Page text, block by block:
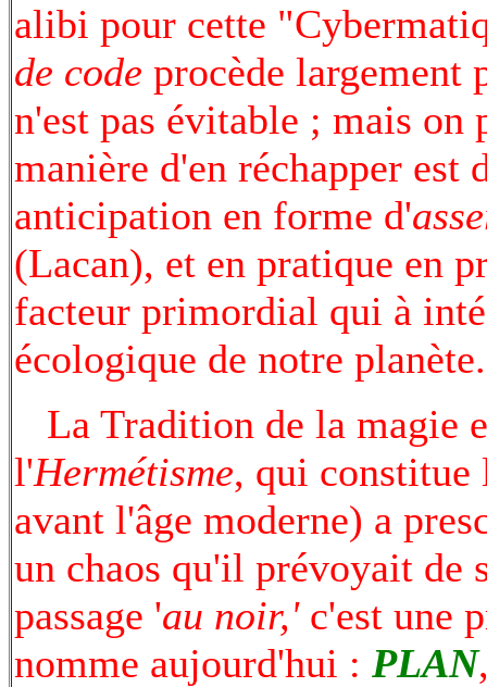
alibi pour cette
de code procède largement
n'est pas évitable ; mais on
manière d'en réchapper est
anticipation en forme d'
(Lacan), et en pratique en
facteur primordial qui à
écologique de notre planète.
La Tradition de la magie
l'Hermétisme, qui constitue
avant l'âge moderne) a
un chaos qu'il prévoyait de
passage 'au noir,' c'est une
nomme aujourd'hui : PLAN